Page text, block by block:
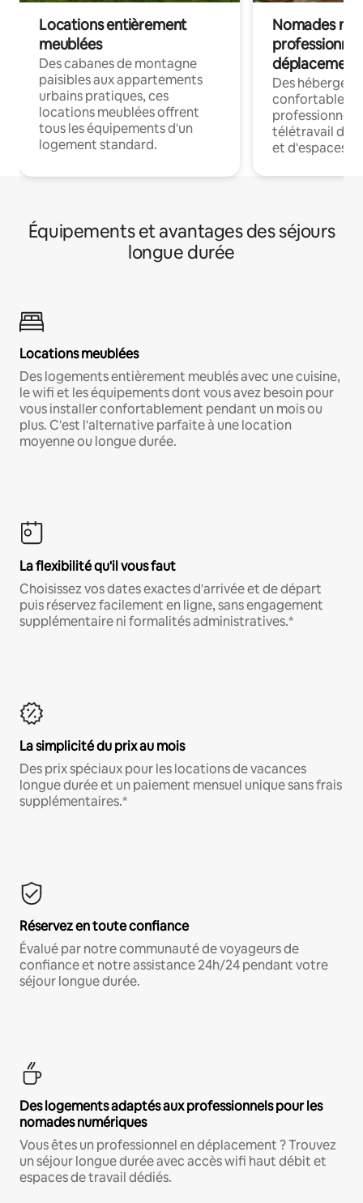
Locations entièrement
meublées
Des cabanes de montagne
paisibles aux appartements
urbains pratiques, ces
locations meublées offrent
tous les équipements d'un
logement standard.
Nomades
déplacement
Des
confortables
professionnels
télétravail
et d'espaces
Équipements et avantages des séjours
longue durée
Locations meublées
Des logements entièrement meublés avec une cuisine,
le wifi et les équipements dont vous avez besoin pour
vous installer confortablement pendant un mois ou
plus. C'est l'alternative parfaite à une location
moyenne ou longue durée.
La flexibilité qu'il vous faut
Choisissez vos dates exactes d'arrivée et de départ
puis réservez facilement en ligne, sans engagement
supplémentaire ni formalités administratives.*
La simplicité du prix au mois
Des prix spéciaux pour les locations de vacances
longue durée et un paiement mensuel unique sans frais
supplémentaires.*
Réservez en toute confiance
Évalué par notre communauté de voyageurs de
confiance et notre assistance 24h/24 pendant votre
séjour longue durée.
Des logements adaptés aux professionnels pour les
nomades numériques
Vous êtes un professionnel en déplacement ? Trouvez
un séjour longue durée avec accès wifi haut débit et
espaces de travail dédiés.